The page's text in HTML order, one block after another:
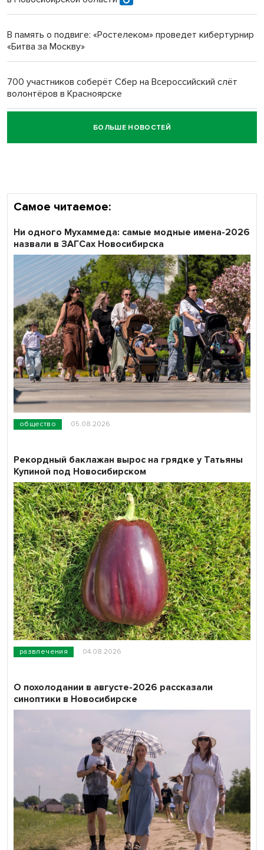
Новосибирский преподаватель с женой вошли в топ-16
В память о подвиге: «Ростелеком» проведет кибертурнир
«Битва за Москву»
700 участников соберёт Сбер на Всероссийский слёт
волонтёров в Красноярске
Честный выбор: видеонаблюдение обеспечит
объективность результатов ЕДГ в Новосибирской
БОЛЬШЕ НОВОСТЕЙ
Самое читаемое:
общество 05.08.2026
Ни одного Мухаммеда: самые модные имена-2026
назвали в ЗАГСах Новосибирска
развлечения 04.08.2026
Рекордный баклажан вырос на грядке у Татьяны
Купиной под Новосибирском
О похолодании в августе-2026 рассказали
синоптики в Новосибирске